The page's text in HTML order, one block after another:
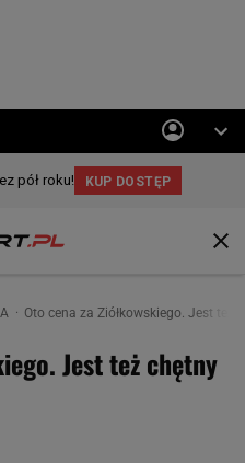
Oto cena za Ziółkowskiego. Jest też
Jest też chętny